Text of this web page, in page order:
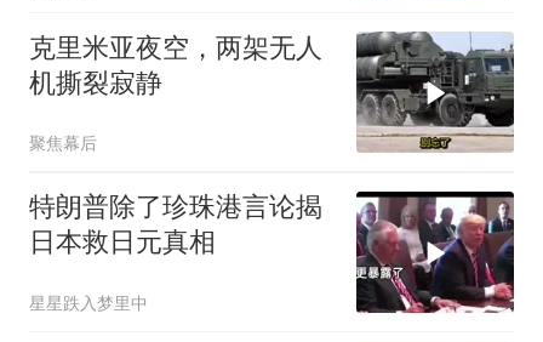
克里米亚夜空，两架无人
机撕裂寂静
聚焦幕后
特朗普除了珍珠港言论揭
日本救日元真相
星星跌入梦里中